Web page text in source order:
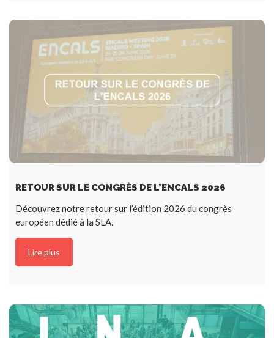
RETOUR SUR LE CONGRÈS DE L’ENCALS 2026
Découvrez notre retour sur l’édition 2026 du congrès
européen dédié à la SLA.
Lire plus